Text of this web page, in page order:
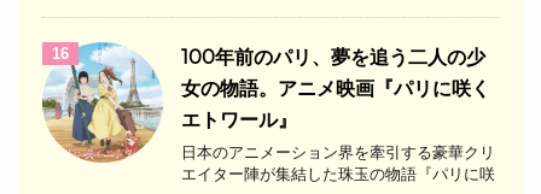
16
100年前のパリ、夢を追う二人の少
女の物語。アニメ映画『パリに咲く
エトワール』
日本のアニメーション界を牽引する豪華クリ
エイター陣が集結した珠玉の物語『パリに咲